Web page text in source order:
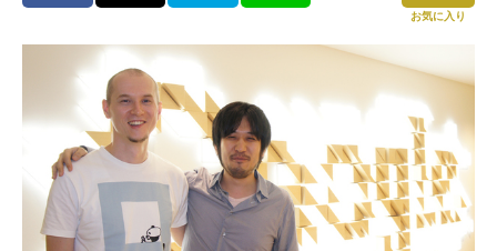
お気に入り